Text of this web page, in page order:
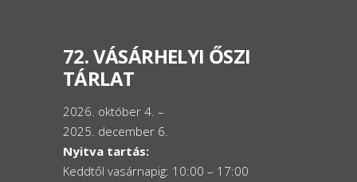
72. VÁSÁRHELYI ŐSZI
TÁRLAT
2026. október 4. –
2025. december 6.
Nyitva tartás:
Keddtől vasárnapig: 10:00 – 17:00